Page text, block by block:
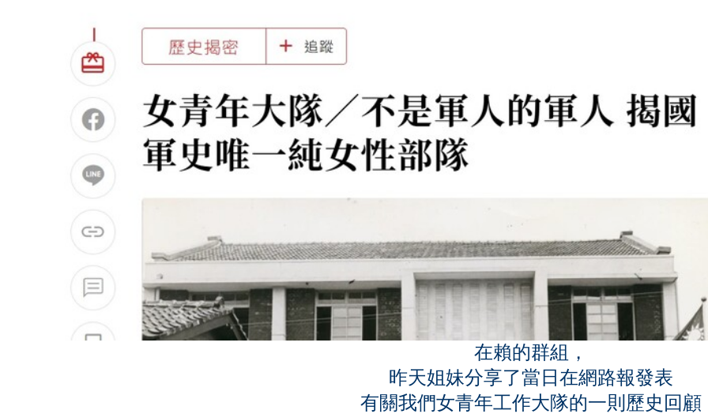
在賴的群組，
昨天姐妹分享了當日在網路報發表
有關我們女青年工作大隊的一則歷史回顧